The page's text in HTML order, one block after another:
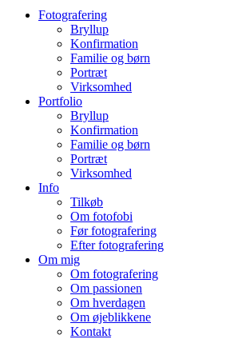
Fotografering
Bryllup
Konfirmation
Familie og børn
Portræt
Virksomhed
Portfolio
Bryllup
Konfirmation
Familie og børn
Portræt
Virksomhed
Info
Tilkøb
Om fotofobi
Før fotografering
Efter fotografering
Om mig
Om fotografering
Om passionen
Om hverdagen
Om øjeblikkene
Kontakt